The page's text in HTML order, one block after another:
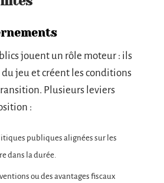
jouent un rôle moteur : ils
jeu et créent les conditions
Plusieurs leviers
:
publiques alignées sur les
dans la durée.
ou des avantages fiscaux